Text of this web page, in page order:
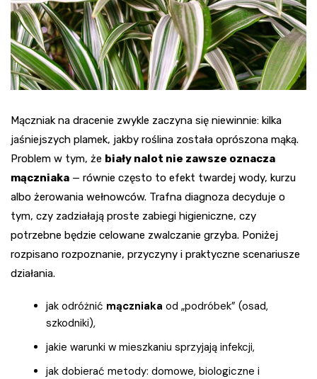
Mączniak na dracenie zwykle zaczyna się niewinnie: kilka
jaśniejszych plamek, jakby roślina została oprószona mąką.
Problem w tym, że biały nalot nie zawsze oznacza
mączniaka — równie często to efekt twardej wody, kurzu
albo żerowania wełnowców. Trafna diagnoza decyduje o
tym, czy zadziałają proste zabiegi higieniczne, czy
potrzebne będzie celowane zwalczanie grzyba. Poniżej
rozpisano rozpoznanie, przyczyny i praktyczne scenariusze
działania.
jak odróżnić mączniaka od „podróbek” (osad,
szkodniki),
jakie warunki w mieszkaniu sprzyjają infekcji,
jak dobierać metody: domowe, biologiczne i